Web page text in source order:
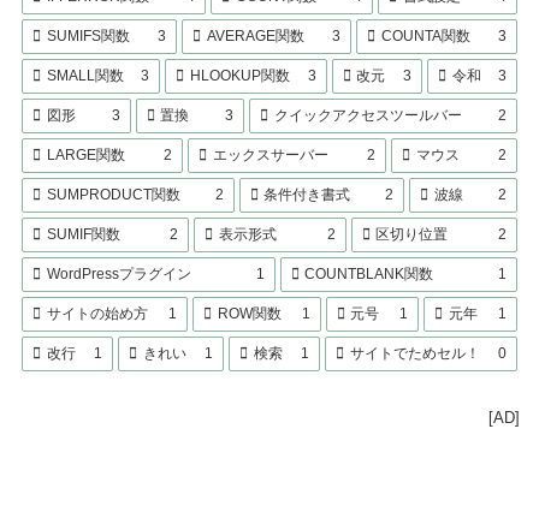
SUMIFS関数 3 AVERAGE関数 3 COUNTA関数 3
SMALL関数 3 HLOOKUP関数 3 改元 3 令和 3
図形 3 置換 3 クイックアクセスツールバー 2
LARGE関数 2 エックスサーバー 2 マウス 2
SUMPRODUCT関数 2 条件付き書式 2 波線 2
SUMIF関数 2 表示形式 2 区切り位置 2
WordPressプラグイン 1 COUNTBLANK関数 1
サイトの始め方 1 ROW関数 1 元号 1 元年 1
改行 1 きれい 1 検索 1 サイトでためセル！ 0
[AD]